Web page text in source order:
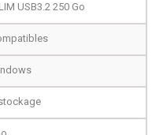
USB3.2 250 Go